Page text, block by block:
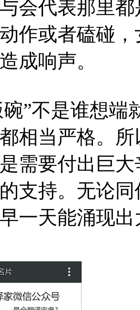
会代表那里
作或者磕碰
成响声。
不是谁想端
相当严格。
需要付出巨
支持。无论
一天能涌现